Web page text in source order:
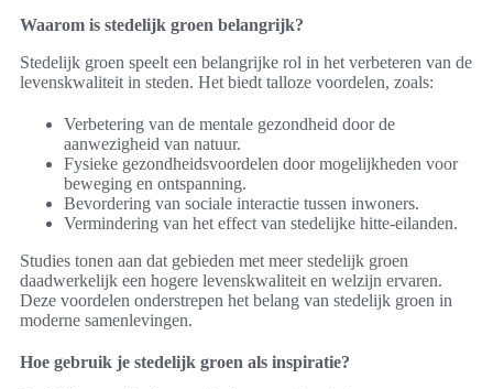
Waarom is stedelijk groen belangrijk?
Stedelijk groen speelt een belangrijke rol in het verbeteren van de
levenskwaliteit in steden. Het biedt talloze voordelen, zoals:
Verbetering van de mentale gezondheid door de
aanwezigheid van natuur.
Fysieke gezondheidsvoordelen door mogelijkheden voor
beweging en ontspanning.
Bevordering van sociale interactie tussen inwoners.
Vermindering van het effect van stedelijke hitte-eilanden.
Studies tonen aan dat gebieden met meer stedelijk groen
daadwerkelijk een hogere levenskwaliteit en welzijn ervaren.
Deze voordelen onderstrepen het belang van stedelijk groen in
moderne samenlevingen.
Hoe gebruik je stedelijk groen als inspiratie?